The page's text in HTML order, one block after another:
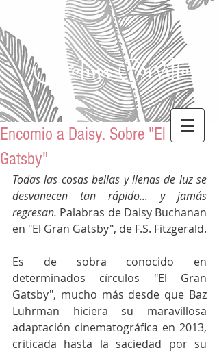
Carolina Corvillo
Encomio a Daisy. Sobre "El Gran
Gatsby"
Todas las cosas bellas y llenas de luz se
desvanecen tan rápido... y jamás
regresan. Palabras de Daisy Buchanan
en "El Gran Gatsby", de F.S. Fitzgerald.
Es de sobra conocido en
determinados círculos "El Gran
Gatsby", mucho más desde que Baz
Luhrman hiciera su maravillosa
adaptación cinematográfica en 2013,
criticada hasta la saciedad por su